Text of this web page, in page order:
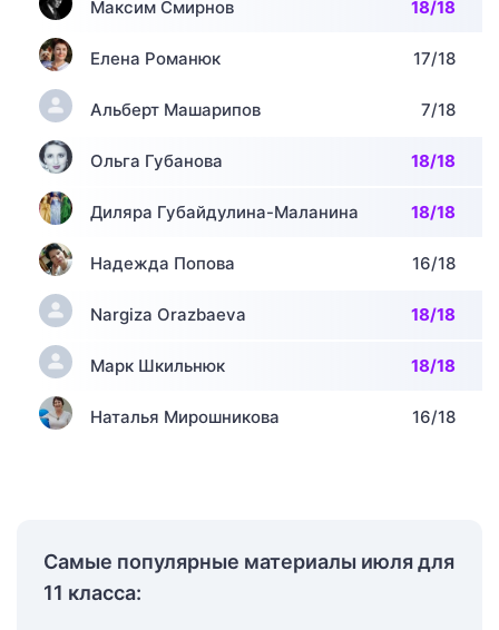
Максим Смирнов 18/18
Елена Романюк 17/18
Альберт Машарипов 7/18
Ольга Губанова 18/18
Диляра Губайдулина-Маланина 18/18
Надежда Попова 16/18
Nargiza Orazbaeva 18/18
Марк Шкильнюк 18/18
Наталья Мирошникова 16/18
Самые популярные материалы июля для
11 класса: